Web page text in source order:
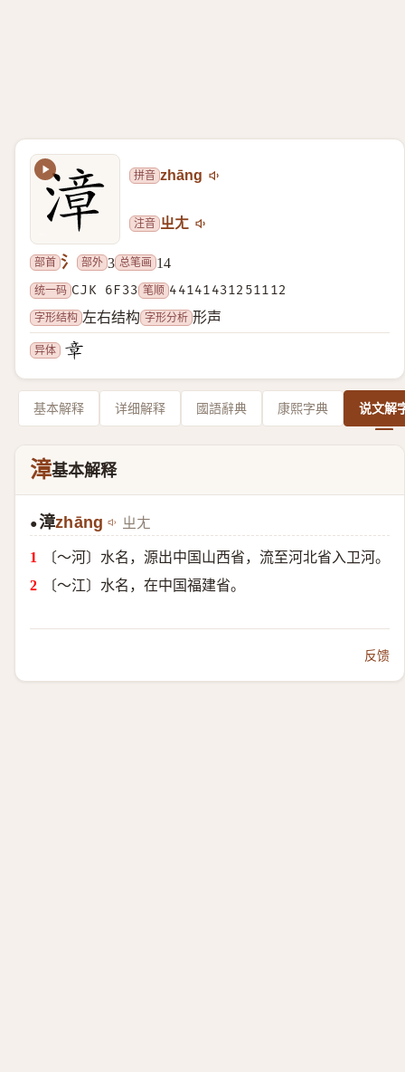
拼音 zhāng
注音 ㄓㄤ
部首 氵 部外 3 总笔画 14
统一码 CJK 6F33 笔顺 44141431251112
字形结构 左右结构 字形分析 形声
异体
基本解释 详细解释 國語辭典 康熙字典 说文解
漳基本解释
●漳zhāng ㄓㄤ
〔～河〕水名，源出中国山西省，流至河北省入卫河。
〔～江〕水名，在中国福建省。
反馈